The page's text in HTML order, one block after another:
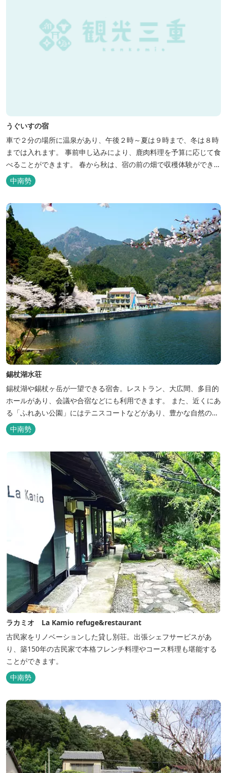
うぐいすの宿
車で２分の場所に温泉があり、午後２時～夏は９時まで、冬は８時
までは入れます。 事前申し込みにより、鹿肉料理を予算に応じて食
べることができます。 春から秋は、宿の前の畑で収穫体験ができ、
その野菜で夕食もできます。
中南勢
錫杖湖水荘
錫杖湖や錫杖ヶ岳が一望できる宿舎。レストラン、大広間、多目的
ホールがあり、会議や合宿などにも利用できます。 また、近くにあ
る「ふれあい公園」にはテニスコートなどがあり、豊かな自然の中
でのびのびと楽しむことができます。
中南勢
ラカミオ La Kamio refuge&restaurant
古民家をリノベーションした貸し別荘。出張シェフサービスがあ
り、築150年の古民家で本格フレンチ料理やコース料理も堪能する
ことができます。
中南勢